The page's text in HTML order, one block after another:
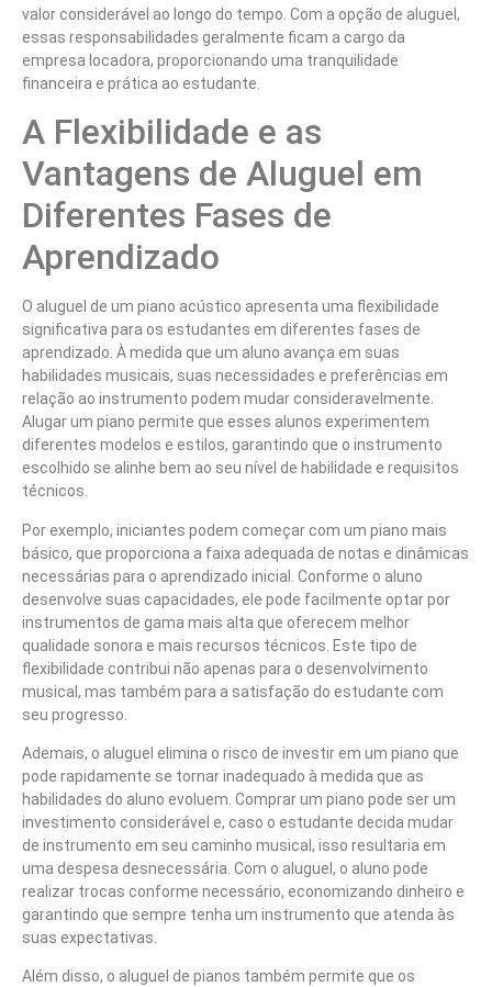
valor considerável ao longo do tempo. Com a opção de aluguel,
essas responsabilidades geralmente ficam a cargo da
empresa locadora, proporcionando uma tranquilidade
financeira e prática ao estudante.
A Flexibilidade e as
Vantagens de Aluguel em
Diferentes Fases de
Aprendizado
O aluguel de um piano acústico apresenta uma flexibilidade
significativa para os estudantes em diferentes fases de
aprendizado. À medida que um aluno avança em suas
habilidades musicais, suas necessidades e preferências em
relação ao instrumento podem mudar consideravelmente.
Alugar um piano permite que esses alunos experimentem
diferentes modelos e estilos, garantindo que o instrumento
escolhido se alinhe bem ao seu nível de habilidade e requisitos
técnicos.
Por exemplo, iniciantes podem começar com um piano mais
básico, que proporciona a faixa adequada de notas e dinâmicas
necessárias para o aprendizado inicial. Conforme o aluno
desenvolve suas capacidades, ele pode facilmente optar por
instrumentos de gama mais alta que oferecem melhor
qualidade sonora e mais recursos técnicos. Este tipo de
flexibilidade contribui não apenas para o desenvolvimento
musical, mas também para a satisfação do estudante com
seu progresso.
Ademais, o aluguel elimina o risco de investir em um piano que
pode rapidamente se tornar inadequado à medida que as
habilidades do aluno evoluem. Comprar um piano pode ser um
investimento considerável e, caso o estudante decida mudar
de instrumento em seu caminho musical, isso resultaria em
uma despesa desnecessária. Com o aluguel, o aluno pode
realizar trocas conforme necessário, economizando dinheiro e
garantindo que sempre tenha um instrumento que atenda às
suas expectativas.
Além disso, o aluguel de pianos também permite que os